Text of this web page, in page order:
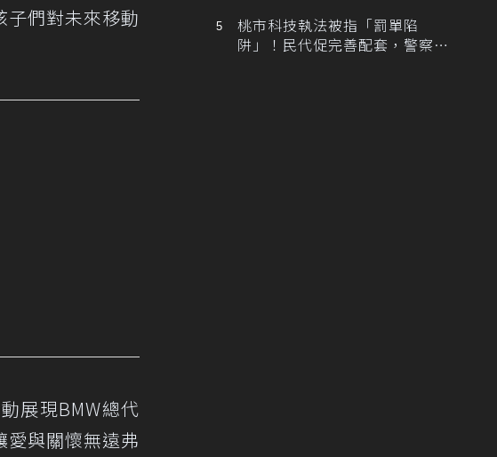
們對未來移動
展現BMW總代
愛與關懷無遠弗
桃市科技執法被指「罰單陷
阱」！民代促完善配套，警察局